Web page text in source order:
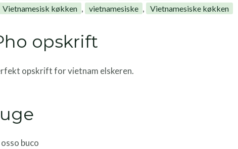
Vietnamesisk køkken , vietnamesiske , Vietnamesiske køkken
opskrift
opskrift for vietnam elskeren.
buco